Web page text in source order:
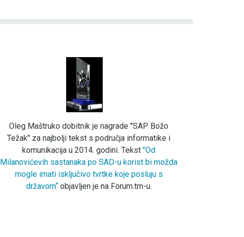
Oleg Maštruko dobitnik je nagrade "SAP Božo
Težak" za najbolji tekst s područja informatike i
komunikacija u 2014. godini. Tekst"Od
Milanovićevih sastanaka po SAD-u korist bi možda
mogle imati isključivo tvrtke koje posluju s
državom“objavljen je na Forum.tm-u.